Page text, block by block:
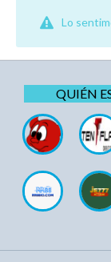
Lo
QUIÉN